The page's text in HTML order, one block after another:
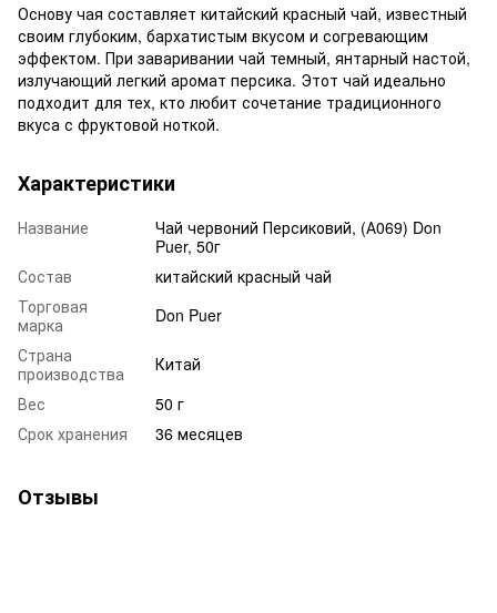
Основу чая составляет китайский красный чай, известный
своим глубоким, бархатистым вкусом и согревающим
эффектом. При заваривании чай темный, янтарный настой,
излучающий легкий аромат персика. Этот чай идеально
подходит для тех, кто любит сочетание традиционного
вкуса с фруктовой ноткой.
Характеристики
Название
Чай червоний Персиковий, (А069) Don
Puer, 50г
Состав
китайский красный чай
Торговая
марка
Don Puer
Страна
производства
Китай
Вес
50 г
Срок хранения
36 месяцев
Отзывы